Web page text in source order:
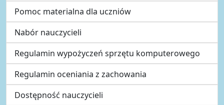
Pomoc materialna dla uczniów
Nabór nauczycieli
Regulamin wypożyczeń sprzętu komputerowego
Regulamin oceniania z zachowania
Dostępność nauczycieli